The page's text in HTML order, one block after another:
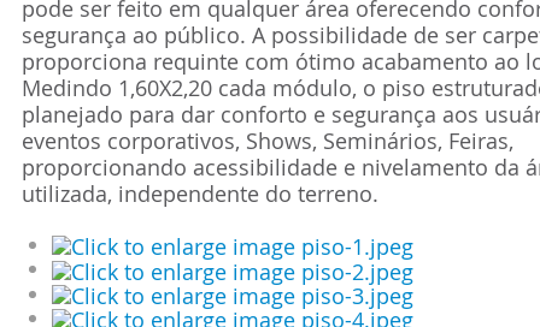
pode ser feito em qualquer área oferecendo
segurança ao público. A possibilidade de ser
proporciona requinte com ótimo acabamento ao
Medindo 1,60X2,20 cada módulo, o piso
planejado para dar conforto e segurança aos
eventos corporativos, Shows, Seminários, Feiras,
proporcionando acessibilidade e nivelamento da
utilizada, independente do terreno.